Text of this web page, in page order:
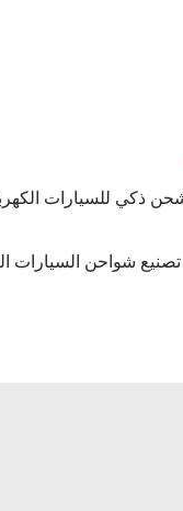
ذكي للسيارات
شواحن السيارات